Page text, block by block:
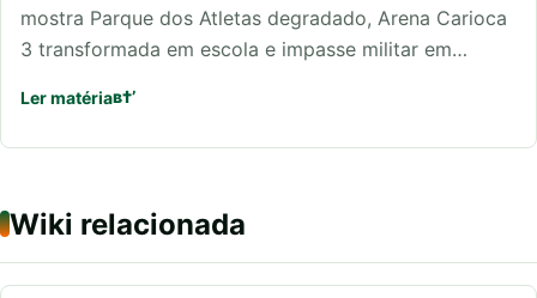
mostra Parque dos Atletas degradado, Arena Carioca
3 transformada em escola e impasse militar em…
Ler matéria
Wiki relacionada